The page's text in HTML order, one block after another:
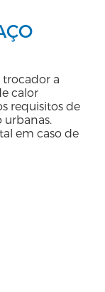
trocador a
calor
requisitos de
urbanas.
em caso de